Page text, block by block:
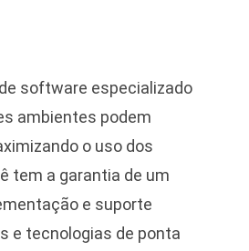
software especializado
ambientes podem
o uso dos
tem a garantia de um
e suporte
e tecnologias de ponta